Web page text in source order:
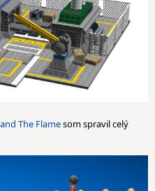
The Flamesom spravil celý